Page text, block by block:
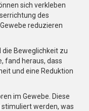
sich verkleben
des
reduzieren
Beweglichkeit zu
fand heraus, dass
und eine Reduktion
im Gewebe. Diese
werden, was